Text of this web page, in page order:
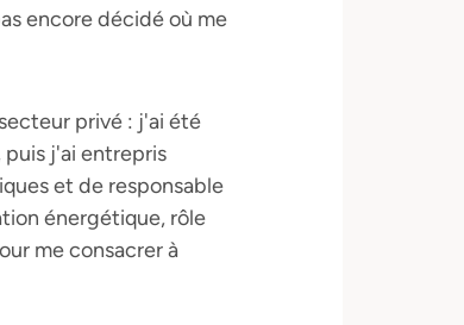
encore décidé où me
privé : j'ai été
puis j'ai entrepris
et de responsable
énergétique, rôle
me consacrer à